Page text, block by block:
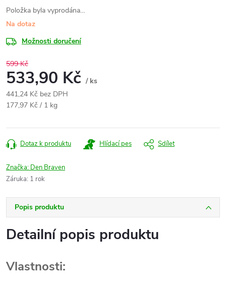
Položka byla vyprodána…
Na dotaz
Možnosti doručení
599 Kč
533,90 Kč / ks
441,24 Kč bez DPH
Měrná
177,97 Kč / 1 kg
Dotaz k produktu Hlídací pes Sdílet
Značka: Den Braven
Záruka: 1 rok
Popis produktu
Detailní popis produktu
Vlastnosti: